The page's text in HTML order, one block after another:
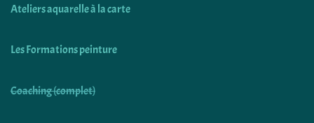
Ateliers aquarelle à la carte
Les Formations peinture
Coaching (complet)